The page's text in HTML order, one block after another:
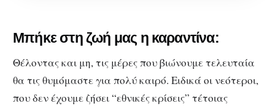
Μπήκε στη ζωή μας η καραντίνα:
Θέλοντας και μη, τις μέρες που βιώνουμε τελευταία
θα τις θυμόμαστε για πολύ καιρό. Ειδικά οι νεότεροι,
που δεν έχουμε ζήσει “εθνικές κρίσεις” τέτοιας